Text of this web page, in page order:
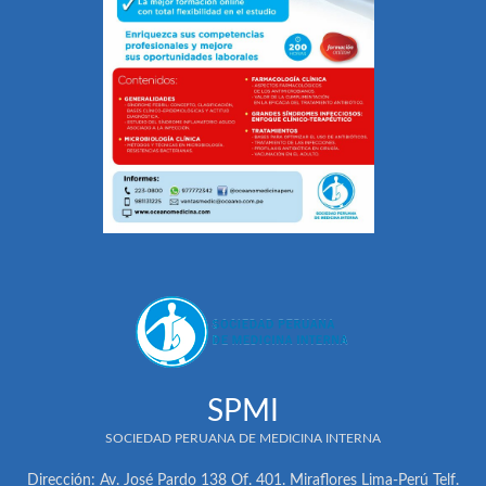
SPMI
SOCIEDAD PERUANA DE MEDICINA INTERNA
Dirección: Av. José Pardo 138 Of. 401. Miraflores Lima-Perú Telf.